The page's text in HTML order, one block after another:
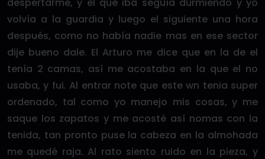
volvía a la guardia y luego el siguiente una hora
después, como no había nadie mas en ese sector
dije bueno dale. El Arturo me dice que en la de el
tenía 2 camas, así me acostaba en la que el no
usaba, y fui. Al entrar note que este wn tenia super
ordenado, tal como yo manejo mis cosas, y me
saque los zapatos y me acosté así nomas con la
tenida, tan pronto puse la cabeza en la almohada
me quedé raja. Al rato siento ruido en la pieza, y